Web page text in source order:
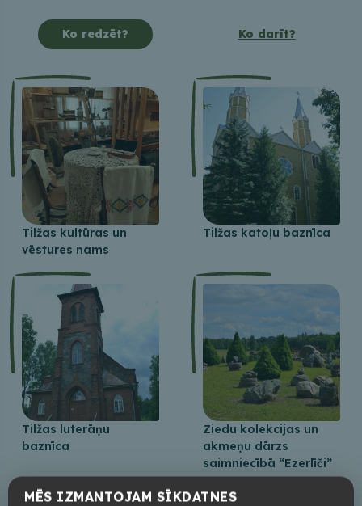
Ko redzēt? Ko darīt?
Tilžas kultūras un
vēstures nams
Tilžas katoļu baznīca
Tilžas luterāņu
baznīca
Ziedu kolekcijas un
akmeņu dārzs
saimniecībā “Ezerlīči”
MĒS IZMANTOJAM SĪKDATNES